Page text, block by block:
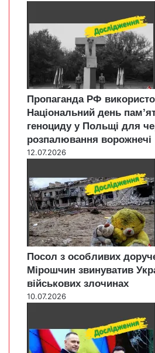
Пропаганда РФ
Національний день
геноциду у Польщі для
розпалювання ворожнечі
12.07.2026
Посол з особливих
Мірошчин звинуватив
військових злочинах
10.07.2026